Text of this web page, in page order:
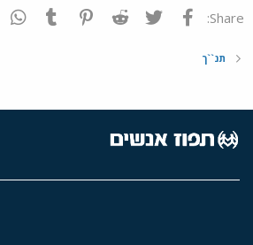
Share: פייסבוק Twitter
Reddit
Pinterest
Tumblr
תנ``ך